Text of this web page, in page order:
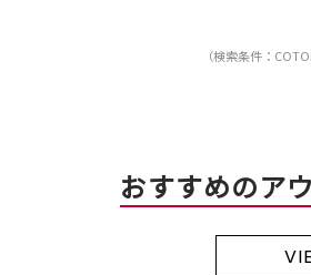
（検索条件：
おすすめのア